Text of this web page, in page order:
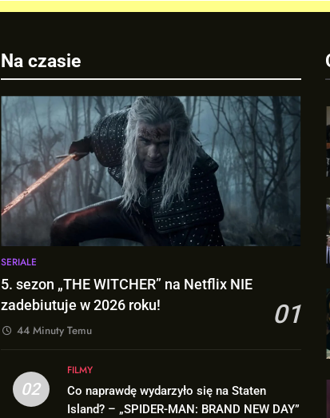
Na czasie
SERIALE
5. sezon „THE WITCHER” na Netflix NIE
zadebiutuje w 2026 roku!
01
44 Minuty Temu
02
FILMY
Co naprawdę wydarzyło się na Staten
Island? – „SPIDER-MAN: BRAND NEW DAY”